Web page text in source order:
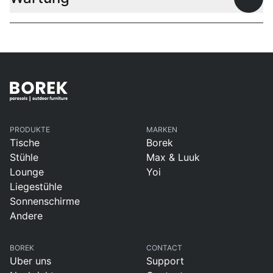
PRODUKTE
Tische
Stühle
Lounge
Liegestühle
Sonnenschirme
Andere
MARKEN
Borek
Max & Luuk
Yoi
BOREK
Uber uns
CONTACT
Support